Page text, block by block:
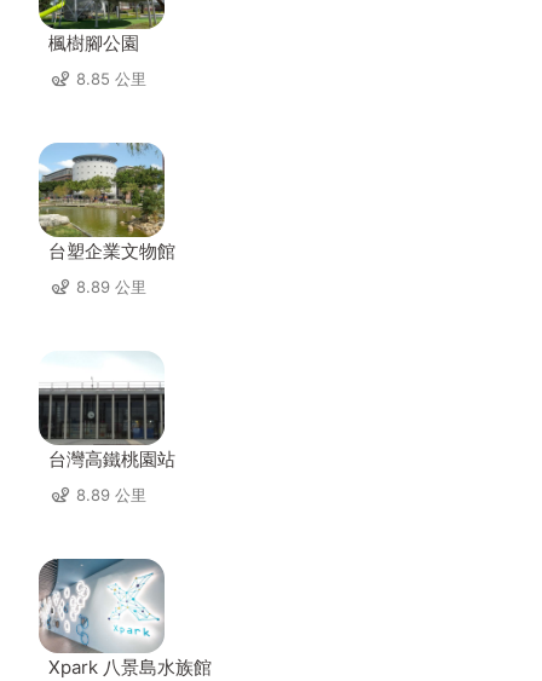
楓樹腳公園
8.85 公里
台塑企業文物館
8.89 公里
台灣高鐵桃園站
8.89 公里
Xpark 八景島水族館